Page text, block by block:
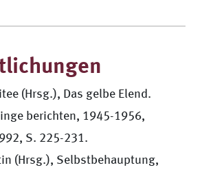
(Hrsg.), Das gelbe Elend.
berichten, 1945-1956,
S. 225-231.
(Hrsg.), Selbstbehauptung,